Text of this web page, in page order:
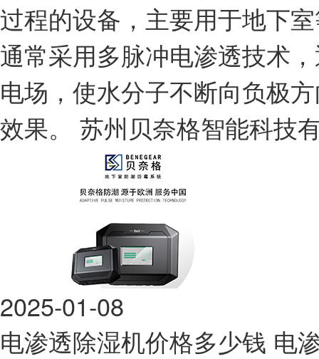
过程的设备，主要用于地下
通常采用多脉冲电渗透技术
电场，使水分子不断向负极
效果。 苏州贝奈格智能科技
2025-01-08
电渗透除湿机价格多少钱 电